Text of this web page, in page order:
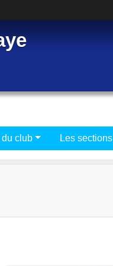
du club Les sections